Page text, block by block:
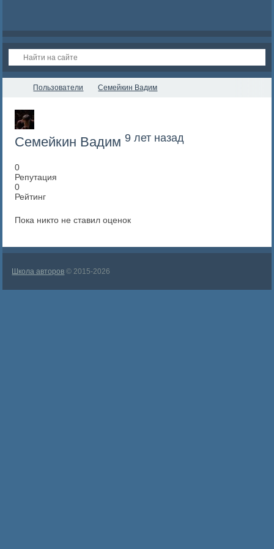
Пользователи Семейкин Вадим
Семейкин Вадим 9 лет назад
0
Репутация
0
Рейтинг
Пока никто не ставил оценок
Школа авторов © 2015-2026